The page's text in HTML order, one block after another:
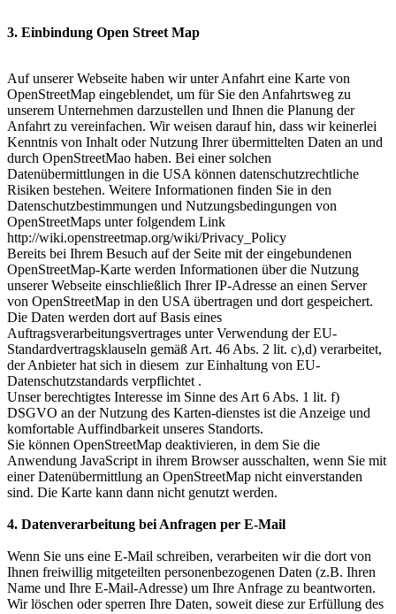
3. Einbindung Open Street Map
Auf unserer Webseite haben wir unter Anfahrt eine Karte von
OpenStreetMap eingeblendet, um für Sie den Anfahrtsweg zu
unserem Unternehmen darzustellen und Ihnen die Planung der
Anfahrt zu vereinfachen. Wir weisen darauf hin, dass wir keinerlei
Kenntnis von Inhalt oder Nutzung Ihrer übermittelten Daten an und
durch OpenStreetMao haben. Bei einer solchen
Datenübermittlungen in die USA können datenschutzrechtliche
Risiken bestehen. Weitere Informationen finden Sie in den
Datenschutzbestimmungen und Nutzungsbedingungen von
OpenStreetMaps unter folgendem Link
http://wiki.openstreetmap.org/wiki/Privacy_Policy
Bereits bei Ihrem Besuch auf der Seite mit der eingebundenen
OpenStreetMap-Karte werden Informationen über die Nutzung
unserer Webseite einschließlich Ihrer IP-Adresse an einen Server
von OpenStreetMap in den USA übertragen und dort gespeichert.
Die Daten werden dort auf Basis eines
Auftragsverarbeitungsvertrages unter Verwendung der EU-
Standardvertragsklauseln gemäß Art. 46 Abs. 2 lit. c),d) verarbeitet,
der Anbieter hat sich in diesem zur Einhaltung von EU-
Datenschutzstandards verpflichtet .
Unser berechtigtes Interesse im Sinne des Art 6 Abs. 1 lit. f)
DSGVO an der Nutzung des Karten-dienstes ist die Anzeige und
komfortable Auffindbarkeit unseres Standorts.
Sie können OpenStreetMap deaktivieren, in dem Sie die
Anwendung JavaScript in ihrem Browser ausschalten, wenn Sie mit
einer Datenübermittlung an OpenStreetMap nicht einverstanden
sind. Die Karte kann dann nicht genutzt werden.
4. Datenverarbeitung bei Anfragen per E-Mail
Wenn Sie uns eine E-Mail schreiben, verarbeiten wir die dort von
Ihnen freiwillig mitgeteilten personenbezogenen Daten (z.B. Ihren
Name und Ihre E-Mail-Adresse) um Ihre Anfrage zu beantworten.
Wir löschen oder sperren Ihre Daten, soweit diese zur Erfüllung des